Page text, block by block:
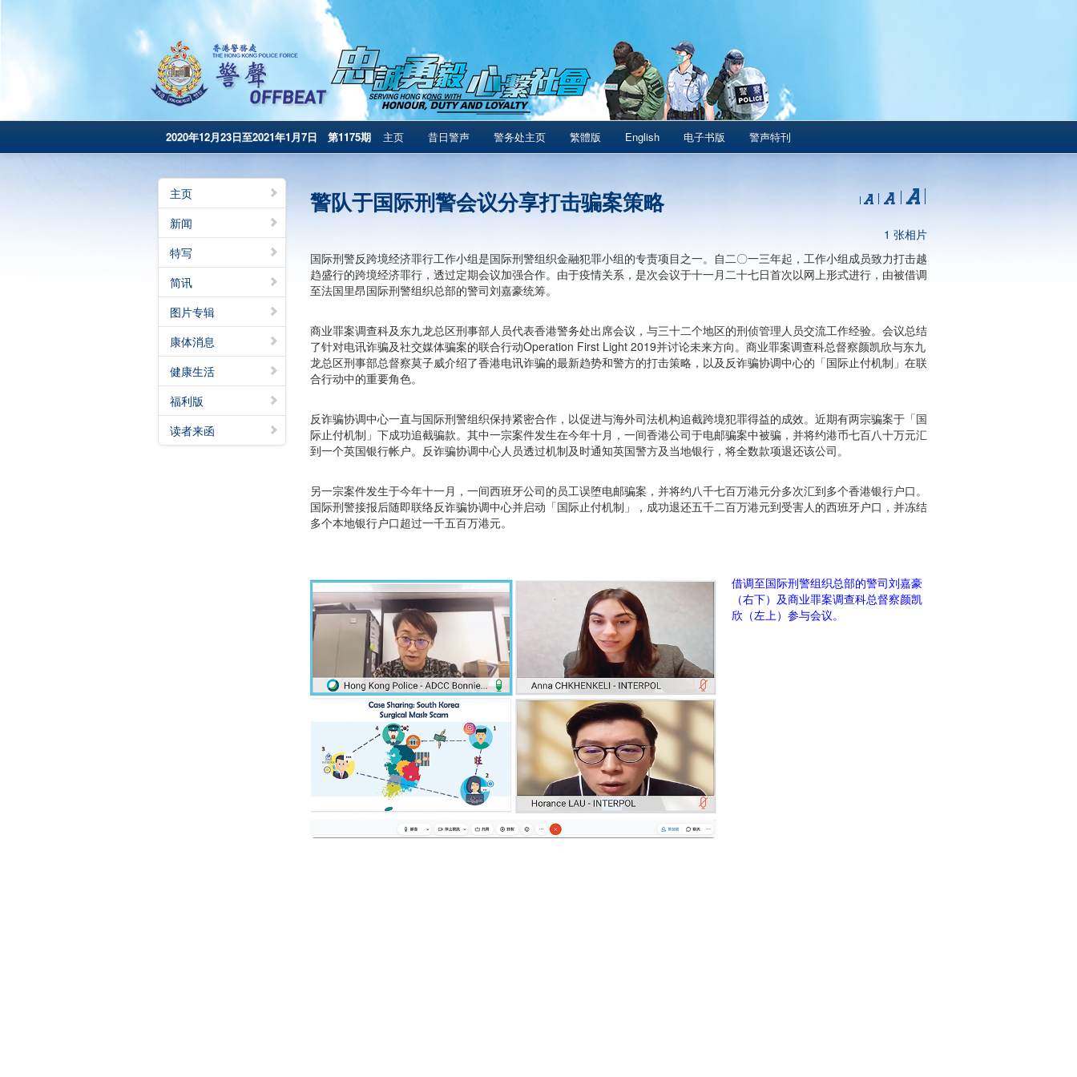
2020年12月23日至2021年1月7日 第1175期 主页 昔日警声 警务处主页 繁體版 English 电子书版 警声特刊
主页
新闻
特写
简讯
图片专辑
康体消息
健康生活
福利版
读者来函
警队于国际刑警会议分享打击骗案策略
1 张相片
国际刑警反跨境经济罪行工作小组是国际刑警组织金融犯罪小组的专责项目之一。自二〇一三年起，工作小组成员致力打击越
趋盛行的跨境经济罪行，透过定期会议加强合作。由于疫情关系，是次会议于十一月二十七日首次以网上形式进行，由被借调
至法国里昂国际刑警组织总部的警司刘嘉豪统筹。
商业罪案调查科及东九龙总区刑事部人员代表香港警务处出席会议，与三十二个地区的刑侦管理人员交流工作经验。会议总结
了针对电讯诈骗及社交媒体骗案的联合行动Operation First Light 2019并讨论未来方向。商业罪案调查科总督察颜凯欣与东九
龙总区刑事部总督察莫子威介绍了香港电讯诈骗的最新趋势和警方的打击策略，以及反诈骗协调中心的「国际止付机制」在联
合行动中的重要角色。
反诈骗协调中心一直与国际刑警组织保持紧密合作，以促进与海外司法机构追截跨境犯罪得益的成效。近期有两宗骗案于「国
际止付机制」下成功追截骗款。其中一宗案件发生在今年十月，一间香港公司于电邮骗案中被骗，并将约港币七百八十万元汇
到一个英国银行帐户。反诈骗协调中心人员透过机制及时通知英国警方及当地银行，将全数款项退还该公司。
另一宗案件发生于今年十一月，一间西班牙公司的员工误堕电邮骗案，并将约八千七百万港元分多次汇到多个香港银行户口。
国际刑警接报后随即联络反诈骗协调中心并启动「国际止付机制」，成功退还五千二百万港元到受害人的西班牙户口，并冻结
多个本地银行户口超过一千五百万港元。
借调至国际刑警组织总部的警司刘嘉豪
（右下）及商业罪案调查科总督察颜凯
欣（左上）参与会议。